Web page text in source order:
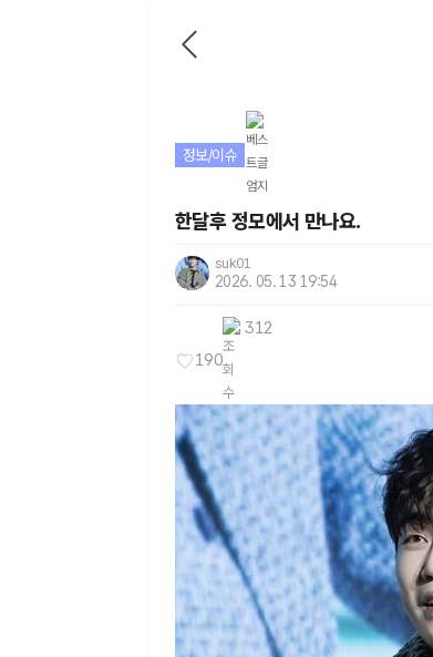
정보/이슈
한달후 정모에서 만나요.
suk01
2026. 05. 13 19:54
190
312